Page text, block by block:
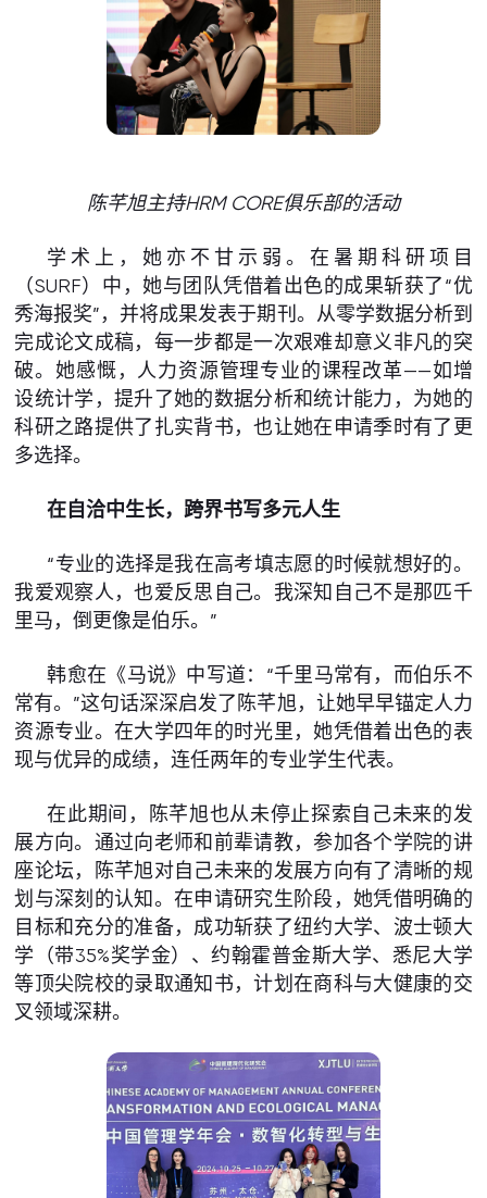
陈芊旭主持HRM CORE俱乐部的活动
学术上，她亦不甘示弱。在暑期科研项目
（SURF）中，她与团队凭借着出色的成果斩获了“优
秀海报奖”，并将成果发表于期刊。从零学数据分析到
完成论文成稿，每一步都是一次艰难却意义非凡的突
破。她感慨，人力资源管理专业的课程改革——如增
设统计学，提升了她的数据分析和统计能力，为她的
科研之路提供了扎实背书，也让她在申请季时有了更
多选择。
在自洽中生长，跨界书写多元人生
“专业的选择是我在高考填志愿的时候就想好的。
我爱观察人，也爱反思自己。我深知自己不是那匹千
里马，倒更像是伯乐。”
韩愈在《马说》中写道：“千里马常有，而伯乐不
常有。”这句话深深启发了陈芊旭，让她早早锚定人力
资源专业。在大学四年的时光里，她凭借着出色的表
现与优异的成绩，连任两年的专业学生代表。
在此期间，陈芊旭也从未停止探索自己未来的发
展方向。通过向老师和前辈请教，参加各个学院的讲
座论坛，陈芊旭对自己未来的发展方向有了清晰的规
划与深刻的认知。在申请研究生阶段，她凭借明确的
目标和充分的准备，成功斩获了纽约大学、波士顿大
学（带35%奖学金）、约翰霍普金斯大学、悉尼大学
等顶尖院校的录取通知书，计划在商科与大健康的交
叉领域深耕。